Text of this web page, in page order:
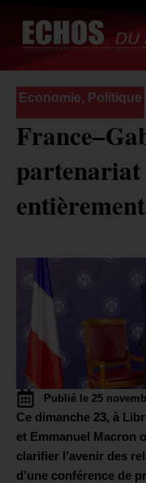
contenu
Economie, Politique
partenariat
Publié le 25
Ce dimanche 23, à
et Emmanuel Macron
clarifier l’avenir des
d’une conférence de